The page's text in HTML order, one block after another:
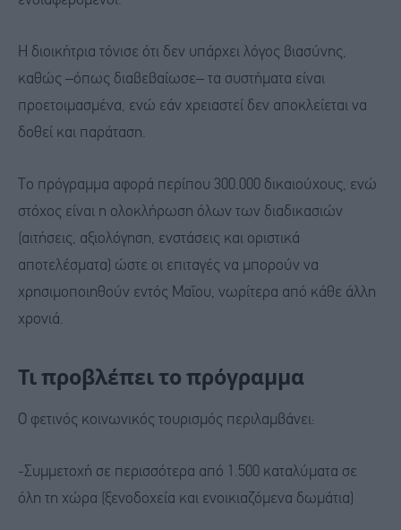
Η διοικήτρια τόνισε ότι δεν υπάρχει λόγος βιασύνης,
καθώς –όπως διαβεβαίωσε– τα συστήματα είναι
προετοιμασμένα, ενώ εάν χρειαστεί δεν αποκλείεται να
δοθεί και παράταση.
Το πρόγραμμα αφορά περίπου 300.000 δικαιούχους, ενώ
στόχος είναι η ολοκλήρωση όλων των διαδικασιών
(αιτήσεις, αξιολόγηση, ενστάσεις και οριστικά
αποτελέσματα) ώστε οι επιταγές να μπορούν να
χρησιμοποιηθούν εντός Μαΐου, νωρίτερα από κάθε άλλη
χρονιά.
Τι προβλέπει το πρόγραμμα
Ο φετινός κοινωνικός τουρισμός περιλαμβάνει:
-Συμμετοχή σε περισσότερα από 1.500 καταλύματα σε
όλη τη χώρα (ξενοδοχεία και ενοικιαζόμενα δωμάτια)